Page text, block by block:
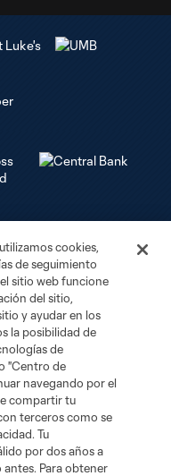
cookies,
de seguimiento
sitio web funcione
del sitio,
y ayudar en los
la posibilidad de
de
"Centro de
navegando por el
compartir tu
terceros como se
Tu
por dos años a
Para obtener